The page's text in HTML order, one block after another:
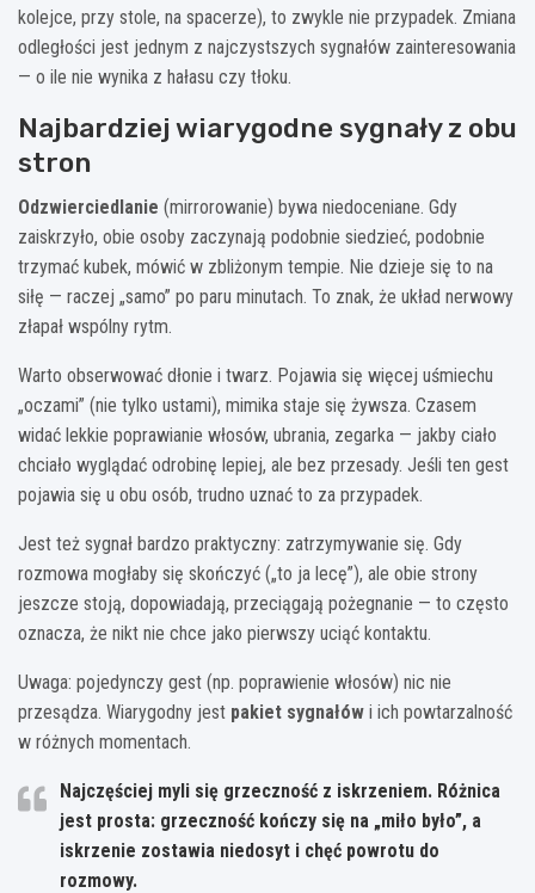
kolejce, przy stole, na spacerze), to zwykle nie przypadek. Zmiana
odległości jest jednym z najczystszych sygnałów zainteresowania
— o ile nie wynika z hałasu czy tłoku.
Najbardziej wiarygodne sygnały z obu
stron
Odzwierciedlanie (mirrorowanie) bywa niedoceniane. Gdy
zaiskrzyło, obie osoby zaczynają podobnie siedzieć, podobnie
trzymać kubek, mówić w zbliżonym tempie. Nie dzieje się to na
siłę — raczej „samo” po paru minutach. To znak, że układ nerwowy
złapał wspólny rytm.
Warto obserwować dłonie i twarz. Pojawia się więcej uśmiechu
„oczami” (nie tylko ustami), mimika staje się żywsza. Czasem
widać lekkie poprawianie włosów, ubrania, zegarka — jakby ciało
chciało wyglądać odrobinę lepiej, ale bez przesady. Jeśli ten gest
pojawia się u obu osób, trudno uznać to za przypadek.
Jest też sygnał bardzo praktyczny: zatrzymywanie się. Gdy
rozmowa mogłaby się skończyć („to ja lecę”), ale obie strony
jeszcze stoją, dopowiadają, przeciągają pożegnanie — to często
oznacza, że nikt nie chce jako pierwszy uciąć kontaktu.
Uwaga: pojedynczy gest (np. poprawienie włosów) nic nie
przesądza. Wiarygodny jest pakiet sygnałów i ich powtarzalność
w różnych momentach.
Najczęściej myli się grzeczność z iskrzeniem. Różnica
jest prosta: grzeczność kończy się na „miło było”, a
iskrzenie zostawia niedosyt i chęć powrotu do
rozmowy.